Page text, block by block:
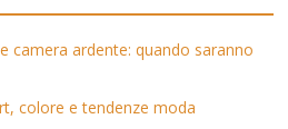
camera ardente: quando saranno
colore e tendenze moda